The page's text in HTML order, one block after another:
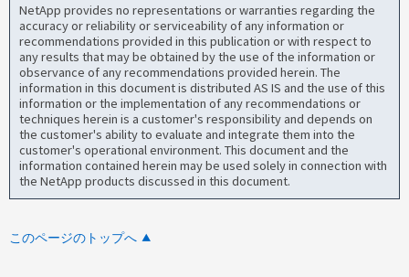
NetApp provides no representations or warranties regarding the
accuracy or reliability or serviceability of any information or
recommendations provided in this publication or with respect to
any results that may be obtained by the use of the information or
observance of any recommendations provided herein. The
information in this document is distributed AS IS and the use of this
information or the implementation of any recommendations or
techniques herein is a customer's responsibility and depends on
the customer's ability to evaluate and integrate them into the
customer's operational environment. This document and the
information contained herein may be used solely in connection with
the NetApp products discussed in this document.
このページのトップへ